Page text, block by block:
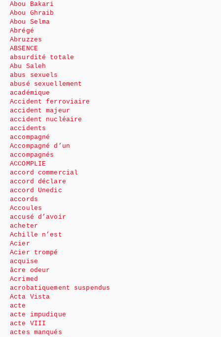
Abou Bakari
Abou Ghraib
Abou Selma
Abrégé
Abruzzes
ABSENCE
absurdité totale
Abu Saleh
abus sexuels
abusé sexuellement
académique
Accident ferroviaire
accident majeur
accident nucléaire
accidents
accompagné
Accompagné d’un
accompagnés
ACCOMPLIE
accord commercial
accord déclare
accord Unedic
accords
Accoules
accusé d’avoir
acheter
Achille n’est
Acier
Acier trompé
acquise
âcre odeur
Acrimed
acrobatiquement suspendus
Acta Vista
acte
acte impudique
acte VIII
actes manqués